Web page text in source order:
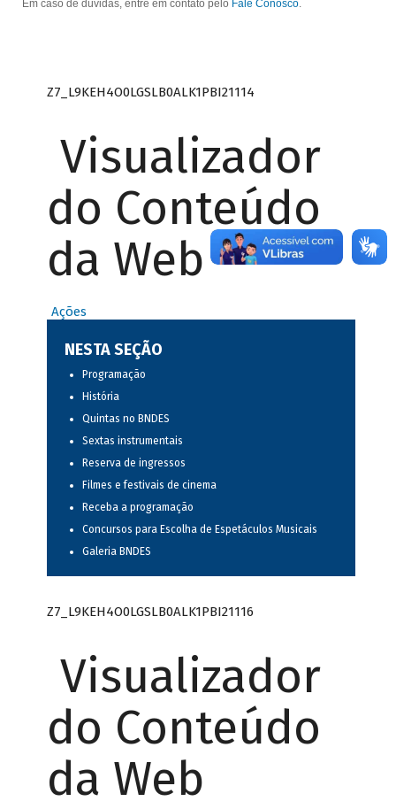
Em caso de dúvidas, entre em contato pelo Fale Conosco.
Z7_L9KEH4O0LGSLB0ALK1PBI21114
Visualizador
do Conteúdo
da Web
Ações
NESTA SEÇÃO
Programação
História
Quintas no BNDES
Sextas instrumentais
Reserva de ingressos
Filmes e festivais de cinema
Receba a programação
Concursos para Escolha de Espetáculos Musicais
Galeria BNDES
Z7_L9KEH4O0LGSLB0ALK1PBI21116
Visualizador
do Conteúdo
da Web